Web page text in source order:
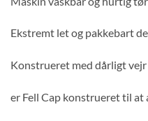
Ekstremt let og pakkebart
Konstrueret med dårligt
er Fell Cap konstrueret til at